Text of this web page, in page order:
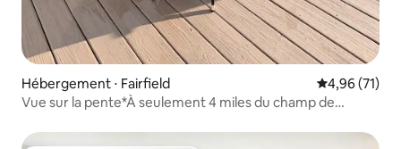
Hébergement ⋅ Fairfield Évaluation
4,96 (71)
Vue sur la pente*À seulement 4 miles du champ de